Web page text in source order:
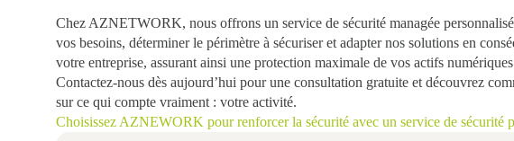
Chez AZNETWORK, nous offrons un service de sécurité managée personnalisé
vos besoins, déterminer le périmètre à sécuriser et adapter nos solutions en
votre entreprise, assurant ainsi une protection maximale de vos actifs numériques
Contactez-nous dès aujourd’hui pour une consultation gratuite et découvrez
sur ce qui compte vraiment : votre activité.
Choisissez AZNEWORK pour renforcer la sécurité avec un service de sécurité